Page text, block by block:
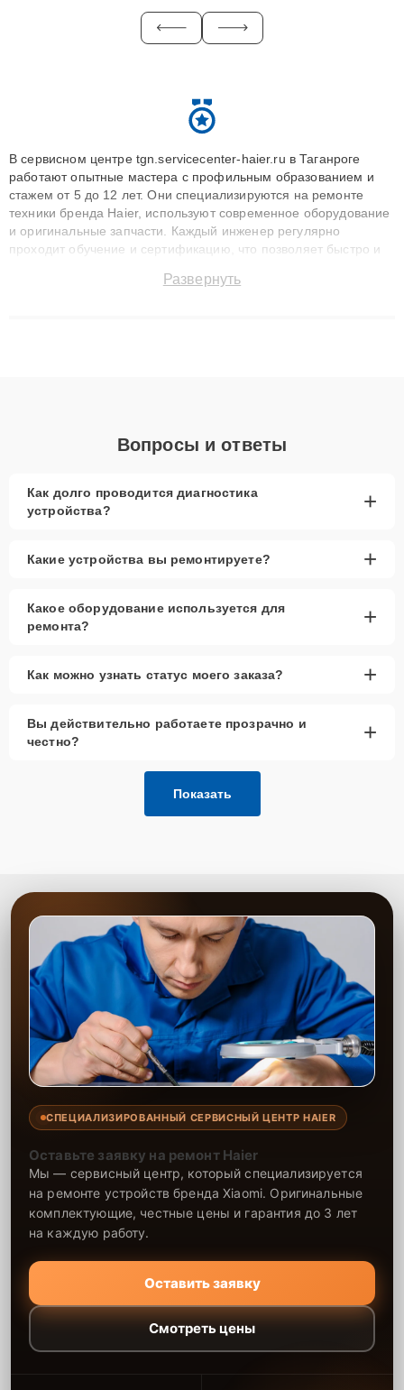
В сервисном центре tgn.servicecenter-haier.ru в Таганроге
работают опытные мастера с профильным образованием и
стажем от 5 до 12 лет. Они специализируются на ремонте
техники бренда Haier, используют современное оборудование
и оригинальные запчасти. Каждый инженер регулярно
проходит обучение и сертификацию, что позволяет быстро и
сохранением гарантии до 3 лет. Наши мастера решают
Развернуть
Вопросы и ответы
Как долго проводится диагностика
устройства?
+
Какие устройства вы ремонтируете? +
Какое оборудование используется для
ремонта?
+
Как можно узнать статус моего заказа? +
Вы действительно работаете прозрачно и
честно?
+
Показать
СПЕЦИАЛИЗИРОВАННЫЙ СЕРВИСНЫЙ ЦЕНТР HAIER
Оставьте заявку на ремонт Haier
Мы — сервисный центр, который специализируется
на ремонте устройств бренда Xiaomi. Оригинальные
комплектующие, честные цены и гарантия до 3 лет
на каждую работу.
Оставить заявку
Смотреть цены